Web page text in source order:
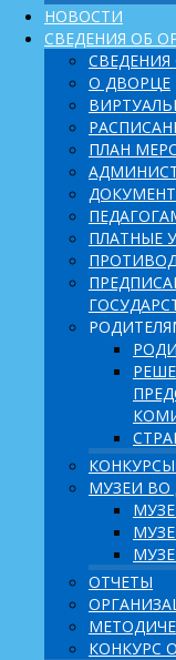
НОВОСТИ
СВЕДЕНИЯ ОБ
О ДВОРЦЕ
ПЛАН
ПЛАТНЫЕ
МУЗЕИ ВО
ОТЧЕТЫ
КОНКУРС